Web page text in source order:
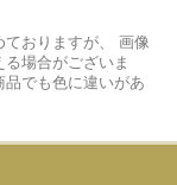
おりますが、 画像
場合がございま
でも色に違いがあ